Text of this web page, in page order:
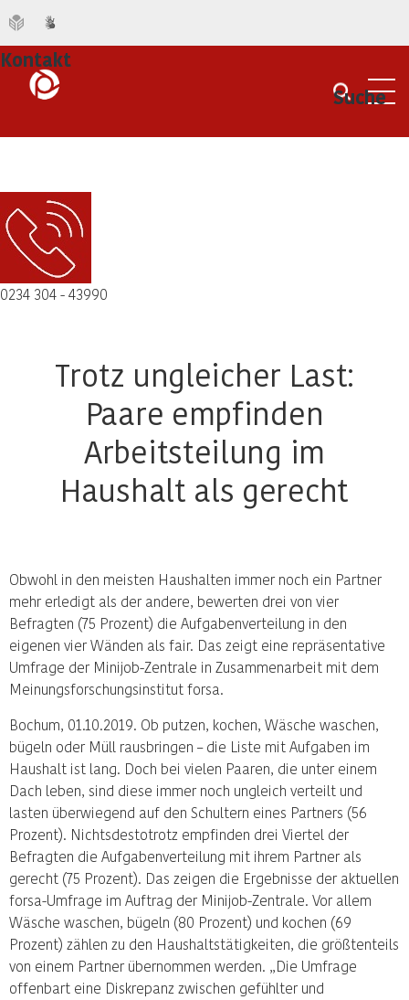
Suche
Kontakt
0234 304 - 43990
Trotz ungleicher Last:
Paare empfinden
Arbeitsteilung im
Haushalt als gerecht
Obwohl in den meisten Haushalten immer noch ein Partner
mehr erledigt als der andere, bewerten drei von vier
Befragten (75 Prozent) die Aufgabenverteilung in den
eigenen vier Wänden als fair. Das zeigt eine repräsentative
Umfrage der Minijob-Zentrale in Zusammenarbeit mit dem
Meinungsforschungsinstitut forsa.
Bochum, 01.10.2019. Ob putzen, kochen, Wäsche waschen,
bügeln oder Müll rausbringen – die Liste mit Aufgaben im
Haushalt ist lang. Doch bei vielen Paaren, die unter einem
Dach leben, sind diese immer noch ungleich verteilt und
lasten überwiegend auf den Schultern eines Partners (56
Prozent). Nichtsdestotrotz empfinden drei Viertel der
Befragten die Aufgabenverteilung mit ihrem Partner als
gerecht (75 Prozent). Das zeigen die Ergebnisse der aktuellen
forsa-Umfrage im Auftrag der Minijob-Zentrale. Vor allem
Wäsche waschen, bügeln (80 Prozent) und kochen (69
Prozent) zählen zu den Haushaltstätigkeiten, die größtenteils
von einem Partner übernommen werden. „Die Umfrage
offenbart eine Diskrepanz zwischen gefühlter und